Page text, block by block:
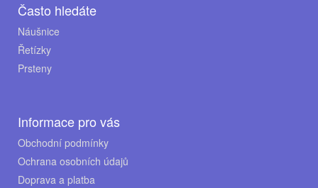
Často hledáte
Náušnice
Řetízky
Prsteny
Informace pro vás
Obchodní podmínky
Ochrana osobních údajů
Doprava a platba